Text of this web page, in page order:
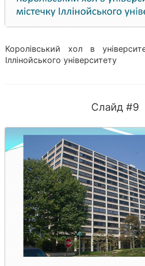
Королівський хол в
Іллінойського університету
Слайд #9